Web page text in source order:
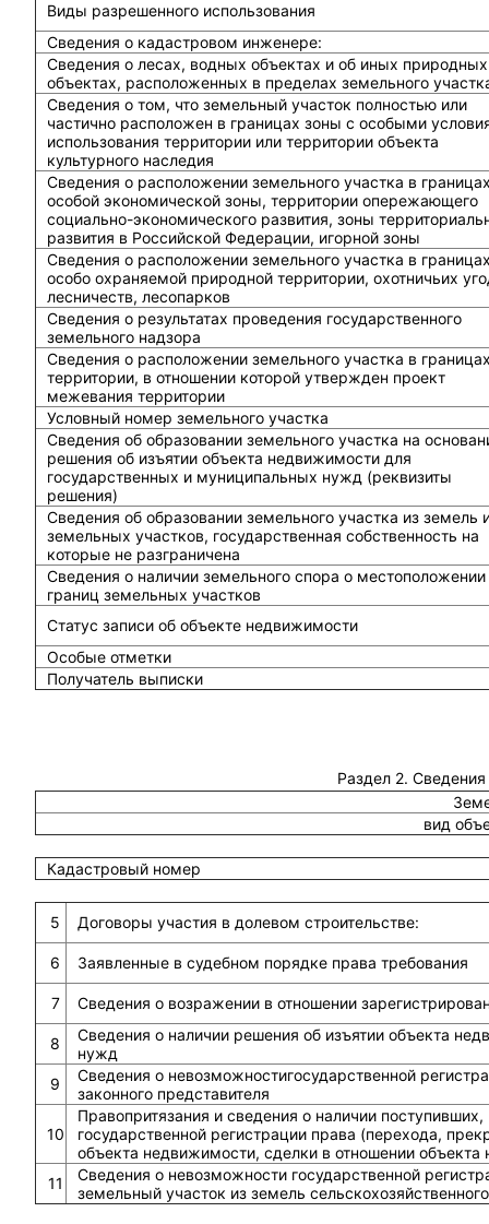
Виды разрешенного использования
Сведения о кадастровом инженере:
Cведения о лесах, водных объектах и об иных природных
объектах, расположенных в пределах земельного
Сведения о том, что земельный участок полностью или
частично расположен в границах зоны с особыми
использования территории или территории объекта
культурного наследия
Сведения о расположении земельного участка в
особой экономической зоны, территории опережающего
социально-экономического развития, зоны
развития в Российской Федерации, игорной зоны
Сведения о расположении земельного участка в
особо охраняемой природной территории, охотничьих
лесничеств, лесопарков
Сведения о результатах проведения государственного
земельного надзора
Сведения о расположении земельного участка в
территории, в отношении которой утвержден проект
межевания территории
Условный номер земельного участка
Сведения об образовании земельного участка на
решения об изъятии объекта недвижимости для
государственных и муниципальных нужд (реквизиты
решения)
Сведения об образовании земельного участка из земель
земельных участков, государственная собственность на
которые не разграничена
Сведения о наличии земельного спора о местоположении
границ земельных участков
Статус записи об объекте недвижимости
Особые отметки
Получатель выписки
Раздел 2.
вид
Кадастровый номер
5 Договоры участия в долевом строительстве:
6 Заявленные в судебном порядке права требования
7 Сведения о возражении в отношении
8
Сведения о наличии решения об изъятии объекта
нужд
9
Сведения о невозможностигосударственной
законного представителя
10
Правопритязания и сведения о наличии
государственной регистрации права (перехода,
объекта недвижимости, сделки в отношении
11
Сведения о невозможности государственной
земельный участок из земель